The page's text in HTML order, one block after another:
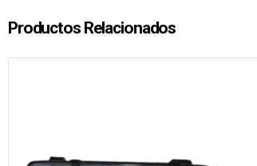
Productos Relacionados